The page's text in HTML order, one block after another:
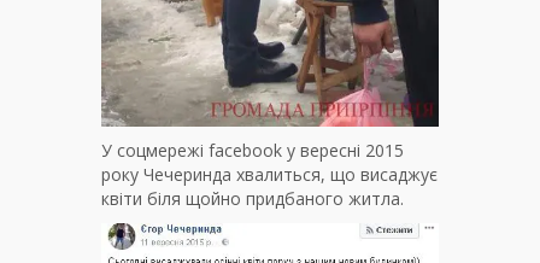
У соцмережі facebook у вересні 2015
року Чечеринда хвалиться, що висаджує
квіти біля щойно придбаного житла.